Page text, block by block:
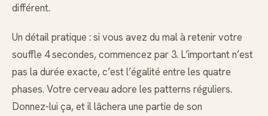
différent.
Un détail pratique : si vous avez du mal à retenir votre
souffle 4 secondes, commencez par 3. L’important n’est
pas la durée exacte, c’est l’égalité entre les quatre
phases. Votre cerveau adore les patterns réguliers.
Donnez-lui ça, et il lâchera une partie de son